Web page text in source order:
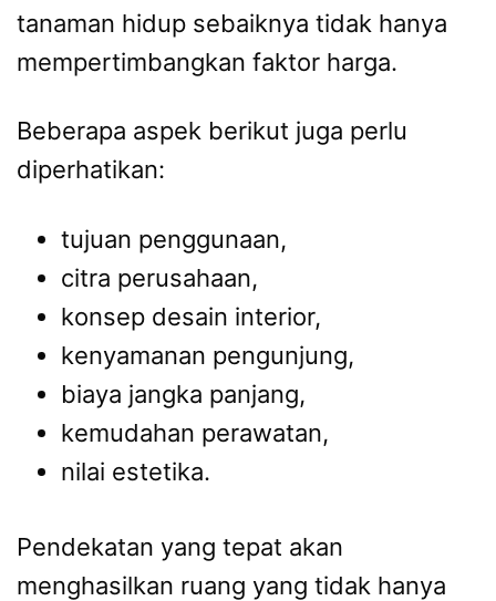
tanaman hidup sebaiknya tidak hanya
mempertimbangkan faktor harga.
Beberapa aspek berikut juga perlu
diperhatikan:
tujuan penggunaan,
citra perusahaan,
konsep desain interior,
kenyamanan pengunjung,
biaya jangka panjang,
kemudahan perawatan,
nilai estetika.
Pendekatan yang tepat akan
menghasilkan ruang yang tidak hanya